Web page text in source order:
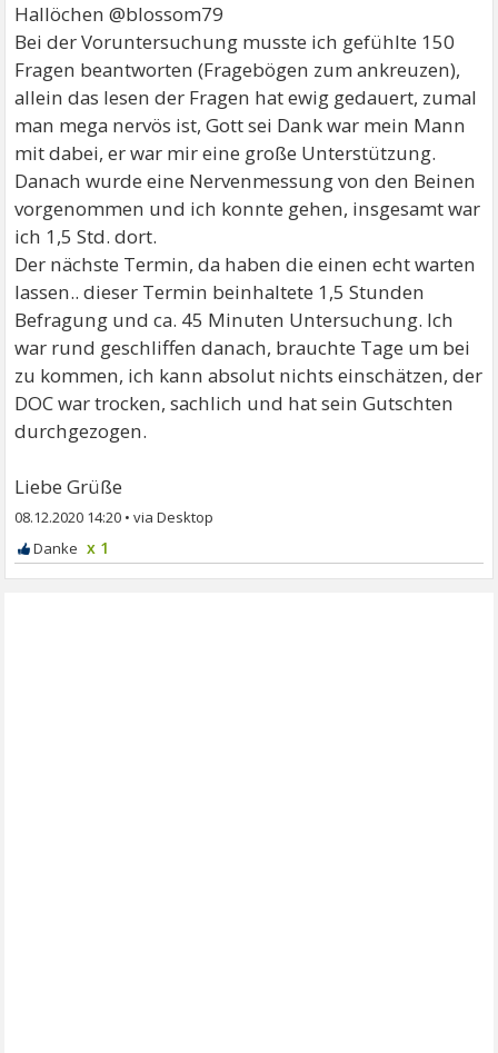
Hallöchen @blossom79
Bei der Voruntersuchung musste ich gefühlte 150
Fragen beantworten (Fragebögen zum ankreuzen),
allein das lesen der Fragen hat ewig gedauert, zumal
man mega nervös ist, Gott sei Dank war mein Mann
mit dabei, er war mir eine große Unterstützung.
Danach wurde eine Nervenmessung von den Beinen
vorgenommen und ich konnte gehen, insgesamt war
ich 1,5 Std. dort.
Der nächste Termin, da haben die einen echt warten
lassen.. dieser Termin beinhaltete 1,5 Stunden
Befragung und ca. 45 Minuten Untersuchung. Ich
war rund geschliffen danach, brauchte Tage um bei
zu kommen, ich kann absolut nichts einschätzen, der
DOC war trocken, sachlich und hat sein Gutschten
durchgezogen.
Liebe Grüße
08.12.2020 14:20 •
x 1